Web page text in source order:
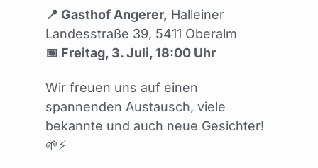
📍 Gasthof Angerer, Halleiner
Landesstraße 39, 5411 Oberalm
📅 Freitag, 3. Juli, 18:00 Uhr
Wir freuen uns auf einen
spannenden Austausch, viele
bekannte und auch neue Gesichter!
🌱⚡